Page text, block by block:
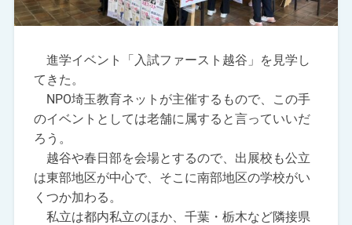
進学イベント「入試ファースト越谷」を見学し
てきた。
NPO埼玉教育ネットが主催するもので、この手
のイベントとしては老舗に属すると言っていいだ
ろう。
越谷や春日部を会場とするので、出展校も公立
は東部地区が中心で、そこに南部地区の学校がい
くつか加わる。
私立は都内私立のほか、千葉・栃木など隣接県